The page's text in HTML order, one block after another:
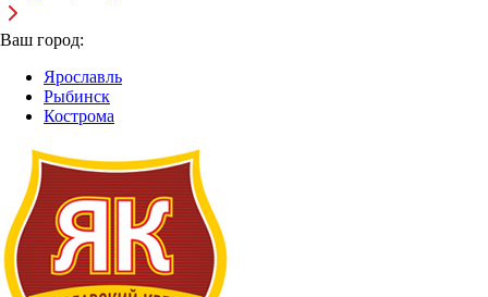
Ваш город:
Ярославль
Рыбинск
Кострома